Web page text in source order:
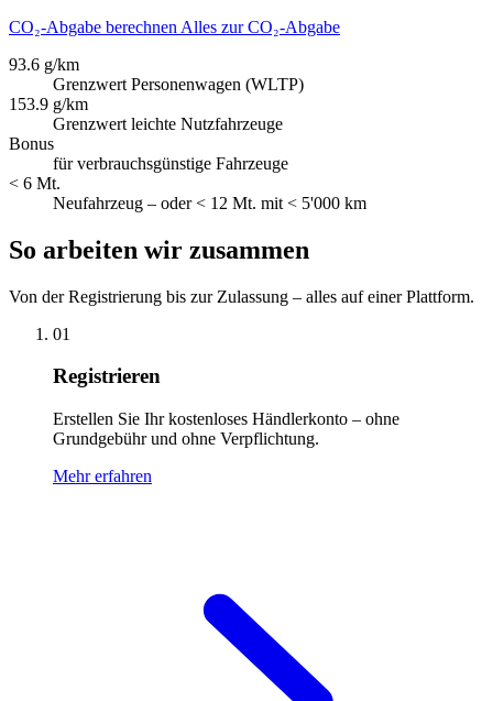
CO₂-Abgabe berechnen Alles zur CO₂-Abgabe
93.6 g/km
Grenzwert Personenwagen (WLTP)
153.9 g/km
Grenzwert leichte Nutzfahrzeuge
Bonus
für verbrauchsgünstige Fahrzeuge
< 6 Mt.
Neufahrzeug – oder < 12 Mt. mit < 5'000 km
So arbeiten wir zusammen
Von der Registrierung bis zur Zulassung – alles auf einer Plattform.
01
Registrieren
Erstellen Sie Ihr kostenloses Händlerkonto – ohne
Grundgebühr und ohne Verpflichtung.
Mehr erfahren